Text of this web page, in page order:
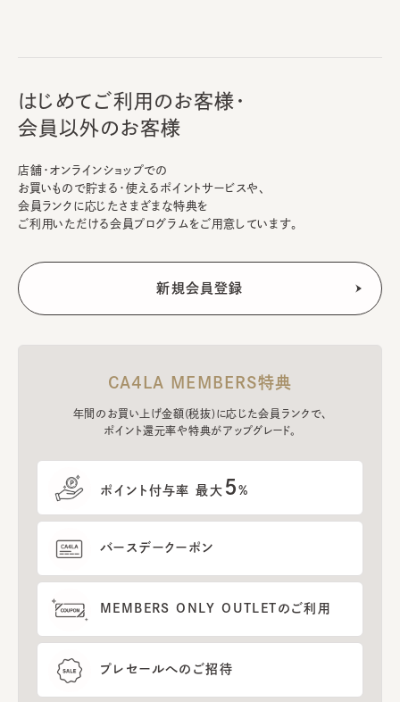
はじめてご利用のお客様・
会員以外のお客様
店舗・オンラインショップでの
お買いもので貯まる・使えるポイントサービスや、
会員ランクに応じたさまざまな特典を
ご利用いただける会員プログラムをご用意しています。
CA4LA MEMBERS特典
年間のお買い上げ金額(税抜)に応じた会員ランクで、
ポイント還元率や特典がアップグレード。
ポイント付与率 最大 5%
バースデークーポン
MEMBERS ONLY OUTLETのご利用
プレセールへのご招待